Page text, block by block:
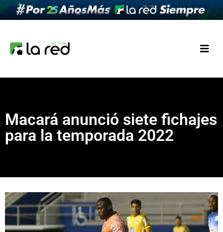
Macará anunció siete fichajes
para la temporada 2022